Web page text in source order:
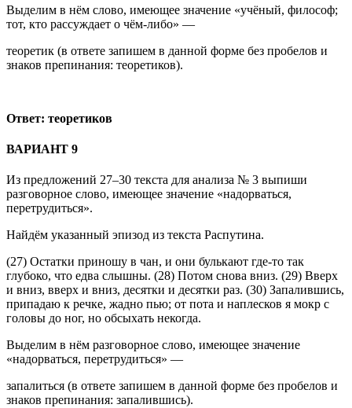
Выделим в нём слово, имеющее значение «учёный, философ;
тот, кто рассуждает о чём-либо» —
теоретик (в ответе запишем в данной форме без пробелов и
знаков препинания: теоретиков).
Ответ: теоретиков
ВАРИАНТ 9
Из предложений 27–30 текста для анализа № 3 выпиши
разговорное слово, имеющее значение «надорваться,
перетрудиться».
Найдём указанный эпизод из текста Распутина.
(27) Остатки приношу в чан, и они булькают где-то так
глубоко, что едва слышны. (28) Потом снова вниз. (29) Вверх
и вниз, вверх и вниз, десятки и десятки раз. (30) Запалившись,
припадаю к речке, жадно пью; от пота и наплесков я мокр с
головы до ног, но обсыхать некогда.
Выделим в нём разговорное слово, имеющее значение
«надорваться, перетрудиться» —
запалиться (в ответе запишем в данной форме без пробелов и
знаков препинания: запалившись).